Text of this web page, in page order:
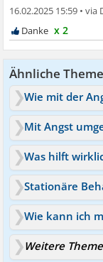
16.02.2025 15:59 •
x 2
Ähnliche
Wie mit der
Wie kann ich
Weitere